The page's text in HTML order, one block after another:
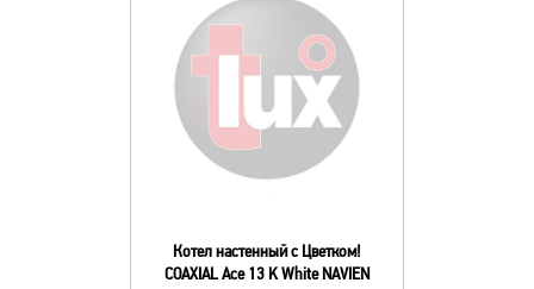
Котел настенный с Цветком!
COAXIAL Ace 13 K White NAVIEN